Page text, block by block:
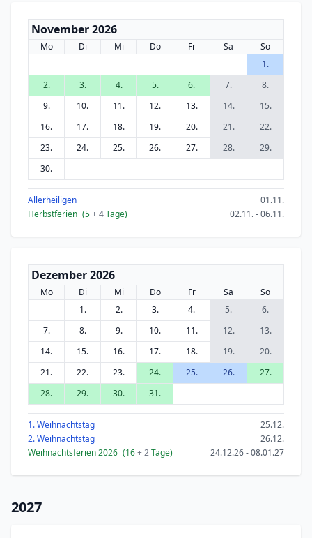
November 2026
Mo Di Mi Do Fr Sa
So
1.
2.
3. 4. 5. 6. 7.
8.
9.
10. 11. 12. 13. 14.
15.
16.
17. 18. 19. 20. 21.
22.
23.
24. 25. 26. 27. 28.
29.
30.
Allerheiligen
01.11.
Herbstferien (5+ 4Tage) 02.11. - 06.11.
Dezember 2026
Mo Di Mi Do Fr Sa
So
1.
2. 3. 4. 5.
6.
7.
8. 9. 10. 11. 12.
13.
14.
15. 16. 17. 18. 19.
20.
21.
22. 23. 24. 25. 26.
27.
28.
29. 30. 31.
1. Weihnachtstag
25.12.
2. Weihnachtstag
26.12.
Weihnachtsferien 2026 (16+ 2Tage) 24.12.26 - 08.01.27
2027